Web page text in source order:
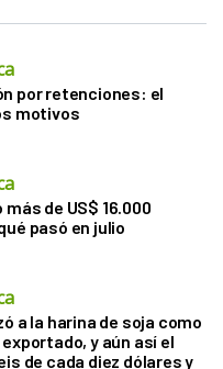
por retenciones: el
motivos
de US$ 16.000
pasó en julio
a la harina de soja como
y aún así el
de cada diez dólares y